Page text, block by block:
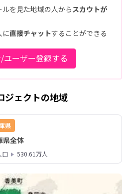
を見た地域の人から スカウトが
に直接チャットすることができる
ユーザー登録する
ジェクトの地域
県
県全体
口 530.61万人